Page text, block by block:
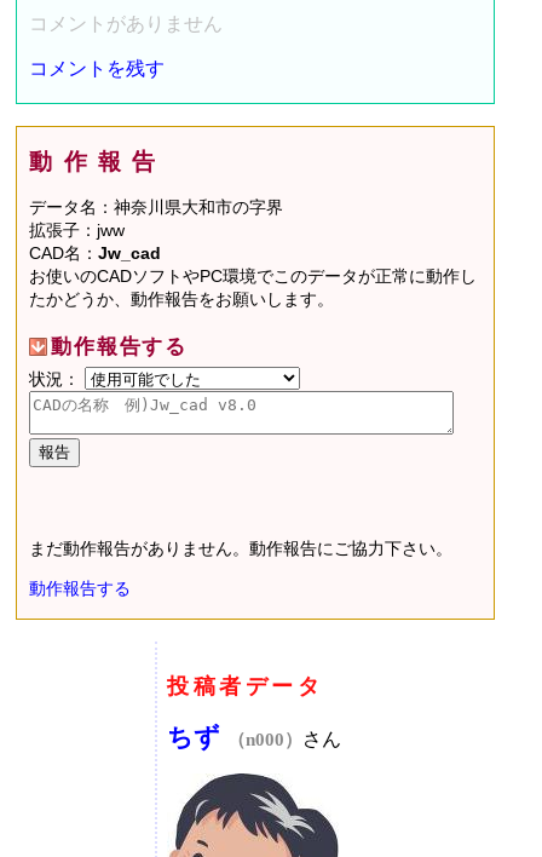
コメントがありません
コメントを残す
動作報告
データ名：神奈川県大和市の字界
拡張子：jww
CAD名：Jw_cad
お使いのCADソフトやPC環境でこのデータが正常に動作し
たかどうか、動作報告をお願いします。
動作報告する
状況：
まだ動作報告がありません。動作報告にご協力下さい。
動作報告する
投稿者データ
ちず （n000） さん